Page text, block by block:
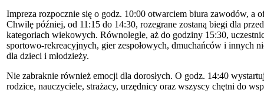
Impreza rozpocznie się o godz. 10:00 otwarciem biura zawodów, a
Chwilę później, od 11:15 do 14:30, rozegrane zostaną biegi dla
kategoriach wiekowych. Równolegle, aż do godziny 15:30,
sportowo-rekreacyjnych, gier zespołowych, dmuchańców i innych
dla dzieci i młodzieży.
Nie zabraknie również emocji dla dorosłych. O godz. 14:40
rodzice, nauczyciele, strażacy, urzędnicy oraz wszyscy chętni do